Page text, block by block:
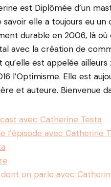
est Diplômée d’un
savoir elle a toujours eu un
durable en 2006, là
avec la création de
est appelée
l’Optimisme. Elle est
et auteure. Bienvenue
avec Catherine Testa
l’épisode avec Catherine
on parle avec